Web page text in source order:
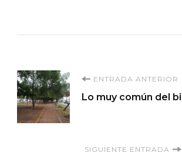
Navegación
de
entradas
ENTRADA ANTERIOR
Lo muy común del
SIGUIENTE ENTRADA